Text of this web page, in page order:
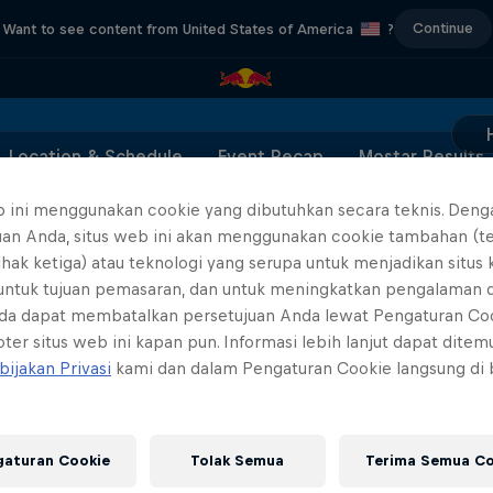
Want to see content from United States of America ? Continue
Location & Schedule
Event Recap Mostar Results
for the Red Bull Cliff Diving World Series
the Red Bull Cliff Diving World
ini menggunakan cookie yang dibutuhkan secara teknis.
Anda, situs web ini akan menggunakan cookie tambahan
ketiga) atau teknologi yang serupa untuk menjadikan situs
tujuan pemasaran, dan untuk meningkatkan pengalaman
dapat membatalkan persetujuan Anda lewat Pengaturan
situs web ini kapan pun. Informasi lebih lanjut dapat
Privasi kami dan dalam Pengaturan Cookie langsung di
Cookie Tolak Semua Terima Semua